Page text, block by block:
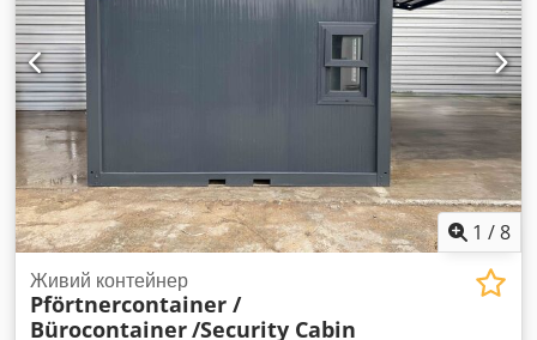
1 /8
Живий контейнер
Pförtnercontainer /
Bürocontainer/Security Cabin